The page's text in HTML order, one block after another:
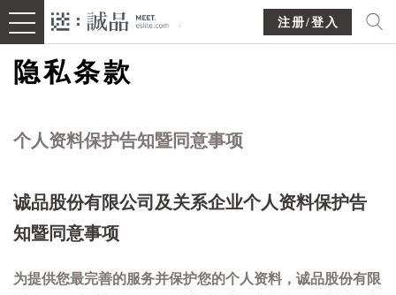
注册/登入
隐私条款
个人资料保护告知暨同意事项
诚品股份有限公司及关系企业个人资料保护告
知暨同意事项
为提供您最完善的服务并保护您的个人资料，诚品股份有限